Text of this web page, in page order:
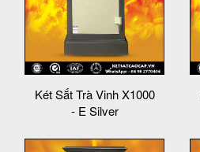
Két Sắt Trà Vinh X1000
- E Silver